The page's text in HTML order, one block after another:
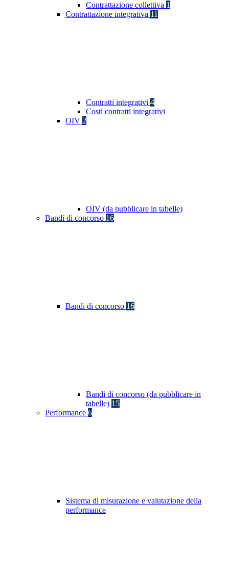
Contrattazione collettiva 1
Contrattazione integrativa 11
Contratti integrativi 4
Costi contratti integrativi
OIV 2
OIV (da pubblicare in tabelle)
Bandi di concorso 16
Bandi di concorso 16
Bandi di concorso (da pubblicare in
tabelle) 15
Performance 6
Sistema di misurazione e valutazione della
performance